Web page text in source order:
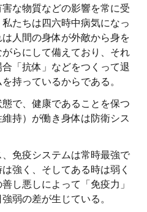
な物質などの影響を常に受
たちは四六時中病気になっ
人間の身体が外敵から身を
らにして備えており、それ
「抗体」などをつくって退
持っているからである。
で、健康であることを保つ
持）が働き身体は防衛シス
免疫システムは常時最強で
強く、そしてある時は弱く
し悪しによって「免疫力」
弱の差が生じている。